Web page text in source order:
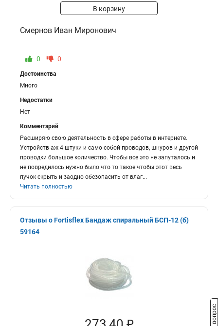
В корзину
Смернов Иван Миронович
0 0
Достоинства
Много
Недостатки
Нет
Комментарий
Расширяю свою деятельность в сфере работы в интернете.
Устройств аж 4 штуки и само собой проводов, шнуров и другой
проводки большое количество. Чтобы все это не запуталось и
не повредилось нужно было что то такое чтобы этот весь
пучок скрыть и заодно обезопасить от влаг...
Читать полностью
Отзывы о Fortisflex Бандаж спиральный БСП-12 (б)
59164